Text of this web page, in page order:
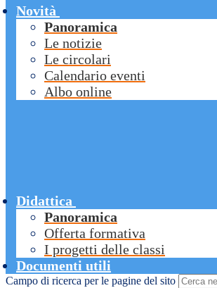
Novità
Panoramica
Le notizie
Le circolari
Calendario eventi
Albo online
Didattica
Panoramica
Offerta formativa
I progetti delle classi
Documenti utili
Campo di ricerca per le pagine del sito